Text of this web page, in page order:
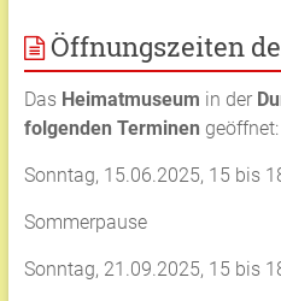
Öffnungszeiten
Das Heimatmuseum in der
folgenden Terminen geöffnet:
Sonntag, 15.06.2025, 15 bis
Sommerpause
Sonntag, 21.09.2025, 15 bis